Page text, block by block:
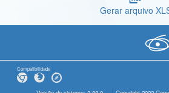
Banco Central do Brasil
Gerar arquivo
Compatibilidade